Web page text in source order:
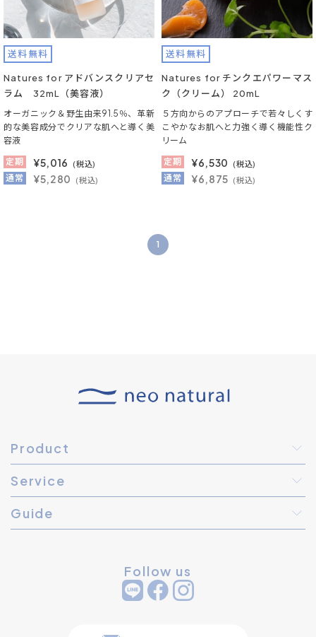
送料無料
Natures for アドバンスクリアセ
ラム 32mL（美容液）
オーガニック＆野生由来91.5％、革新
的な美容成分でクリアな肌へと導く美
容液
定期
¥5,016 (税込)
通常 ¥5,280 (税込)
送料無料
Natures for チンクエパワーマス
ク（クリーム） 20mL
５方向からのアプローチで若々しくす
こやかなお肌へと力強く導く機能性ク
リーム
定期
¥6,530 (税込)
通常 ¥6,875 (税込)
1
Product
Service
Guide
Follow us